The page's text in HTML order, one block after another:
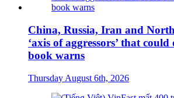
China, Russia, Iran and
‘axis of aggressors’ that
book warns
Thursday August 6th, 2026